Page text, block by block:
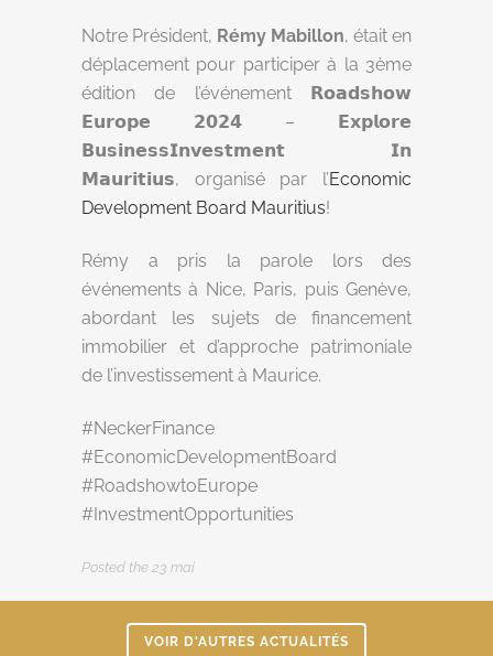
Notre Président, Rémy Mabillon, était en
déplacement pour participer à la 3ème
édition de l’événement 𝗥𝗼𝗮𝗱𝘀𝗵𝗼𝘄
𝗘𝘂𝗿𝗼𝗽𝗲 𝟮𝟬𝟮𝟰 – 𝗘𝘅𝗽𝗹𝗼𝗿𝗲
𝗕𝘂𝘀𝗶𝗻𝗲𝘀𝘀𝗜𝗻𝘃𝗲𝘀𝘁𝗺𝗲𝗻𝘁 𝗜𝗻
𝗠𝗮𝘂𝗿𝗶𝘁𝗶𝘂𝘀, organisé par l’Economic
Development Board Mauritius!
Rémy a pris la parole lors des
événements à Nice, Paris, puis Genève,
abordant les sujets de financement
immobilier et d’approche patrimoniale
de l’investissement à Maurice.
#NeckerFinance
#EconomicDevelopmentBoard
#RoadshowtoEurope
#InvestmentOpportunities
Posted the 23 mai
VOIR D'AUTRES ACTUALITÉS